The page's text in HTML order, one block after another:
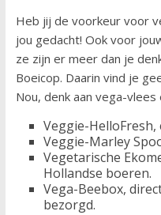
Heb jij de voorkeur voor
jou gedacht! Ook voor
ze zijn er meer dan je
Boeicop. Daarin vind je
Nou, denk aan vega-
Veggie-
Veggie-Marley
Vegetarische
Hollandse boeren.
Vega-Beebox,
bezorgd.